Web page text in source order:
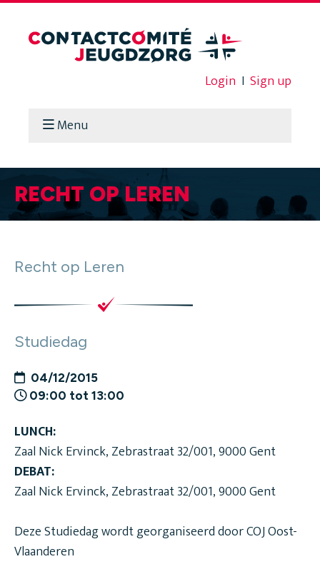
Login I Sign up
Menu
RECHT OP LEREN
Recht op Leren
Studiedag
04/12/2015
09:00 tot 13:00
LUNCH:
Zaal Nick Ervinck, Zebrastraat 32/001, 9000 Gent
DEBAT:
Zaal Nick Ervinck, Zebrastraat 32/001, 9000 Gent
Deze Studiedag wordt georganiseerd door COJ Oost-
Vlaanderen